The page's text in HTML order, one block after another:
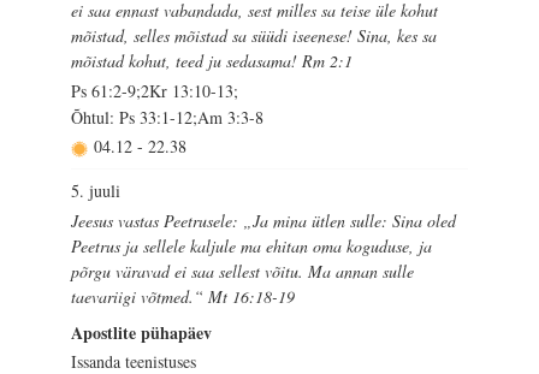
ei saa ennast vabandada, sest milles sa teise üle kohut
mõistad, selles mõistad sa süüdi iseenese! Sina, kes sa
mõistad kohut, teed ju sedasama! Rm 2:1
Ps 61:2-9;2Kr 13:10-13;
Õhtul: Ps 33:1-12;Am 3:3-8
04.12 - 22.38
5. juuli
Jeesus vastas Peetrusele: „Ja mina ütlen sulle: Sina oled
Peetrus ja sellele kaljule ma ehitan oma koguduse, ja
põrgu väravad ei saa sellest võitu. Ma annan sulle
taevariigi võtmed.“ Mt 16:18-19
Apostlite pühapäev
Issanda teenistuses